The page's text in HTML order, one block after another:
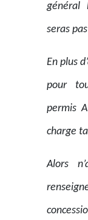
général
seras
En plus
pour
permis
charge
Alors